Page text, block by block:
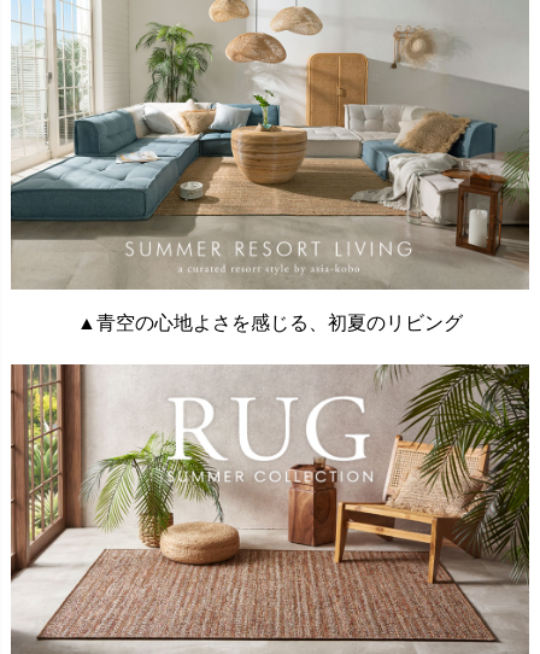
▲青空の心地よさを感じる、初夏のリビング